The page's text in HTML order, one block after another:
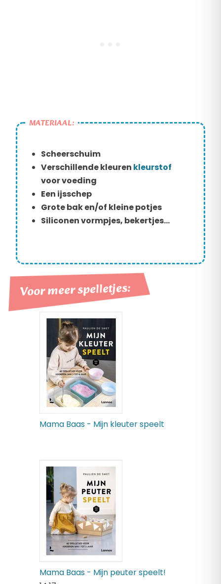
MATERIAAL:
Scheerschuim
Verschillende kleuren kleurstof
voor voeding
Een ijsschep
Grote bak en/of kleine potjes
Siliconen vormpjes, bekertjes…
Voor meer spelletjes:
Mama Baas - Mijn kleuter speelt
Mama Baas - Mijn peuter speelt!